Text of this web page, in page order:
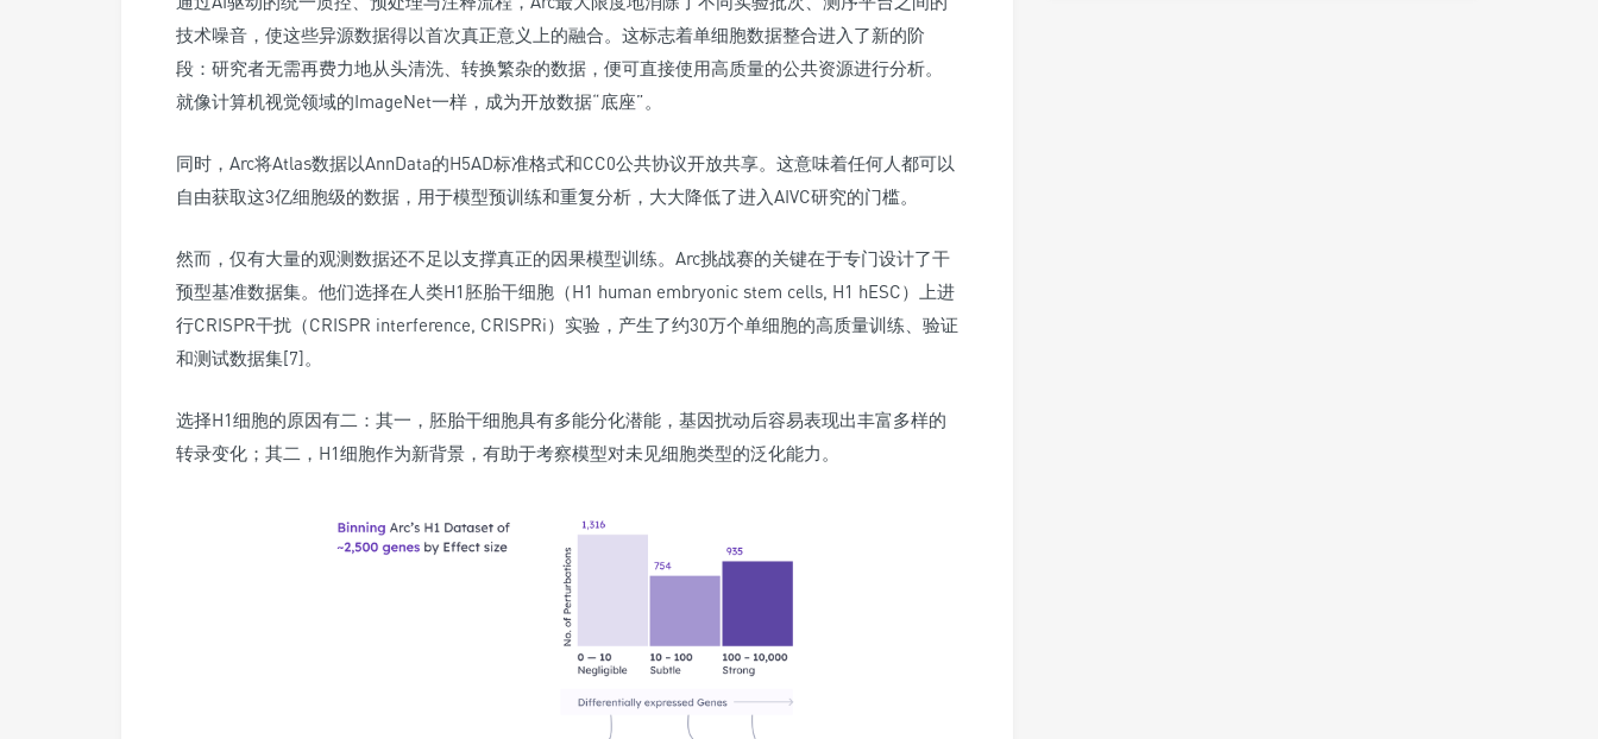
技术噪音，使这些异源数据得以首次真正意义上的融合。这标志着单细胞数据整合进入了新的阶
段：研究者无需再费力地从头清洗、转换繁杂的数据，便可直接使用高质量的公共资源进行分析。
就像计算机视觉领域的ImageNet一样，成为开放数据“底座”。
同时，Arc将Atlas数据以AnnData的H5AD标准格式和CC0公共协议开放共享。这意味着任何人都可以
自由获取这3亿细胞级的数据，用于模型预训练和重复分析，大大降低了进入AIVC研究的门槛。
然而，仅有大量的观测数据还不足以支撑真正的因果模型训练。Arc挑战赛的关键在于专门设计了干
预型基准数据集。他们选择在人类H1胚胎干细胞 （H1 human embryonic stem cells, H1 hESC）
上进
行CRISPR干扰 （CRISPR interference, CRISPRi） 实验，产生了约30万个单细胞的高质量训练、验证
和测试数据集[7]。
选择H1细胞的原因有二：其一，胚胎干细胞具有多能分化潜能，基因扰动后容易表现出丰富多样的
转录变化；其二，H1细胞作为新背景，有助于考察模型对未见细胞类型的泛化能力。